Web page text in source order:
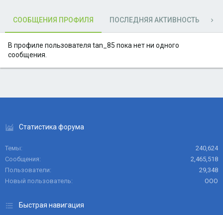
СООБЩЕНИЯ ПРОФИЛЯ ПОСЛЕДНЯЯ АКТИВНОСТЬ
В профиле пользователя tan_85 пока нет ни одного
сообщения.
Статистика форума
Темы
240,624
Сообщения
2,465,518
Пользователи
29,348
Новый пользователь
ООО
Быстрая навигация